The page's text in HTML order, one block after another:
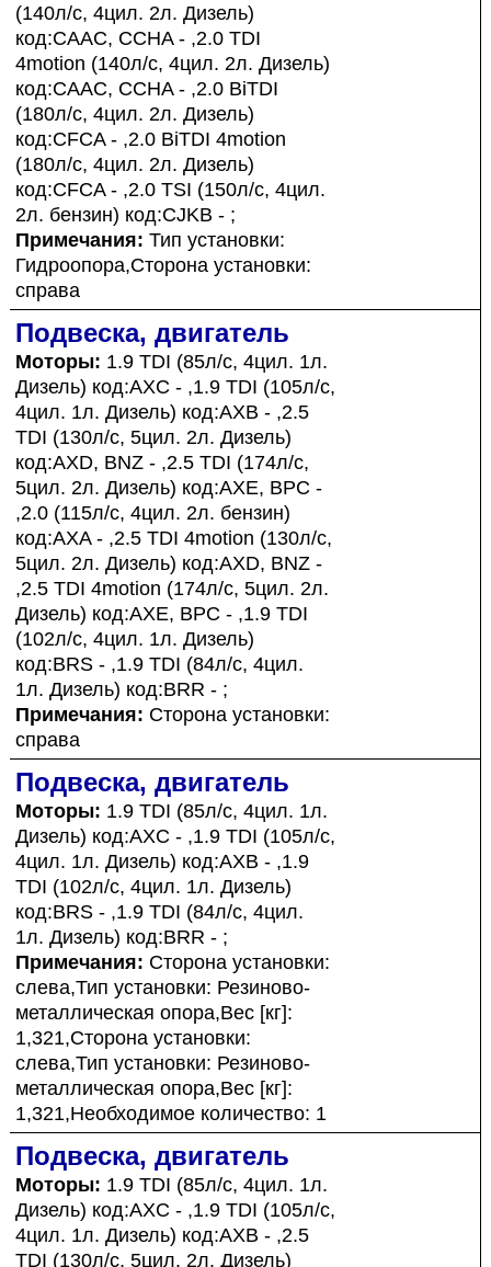
(140л/с, 4цил. 2л. Дизель)
код:CAAC, CCHA - ,2.0 TDI
4motion (140л/с, 4цил. 2л. Дизель)
код:CAAC, CCHA - ,2.0 BiTDI
(180л/с, 4цил. 2л. Дизель)
код:CFCA - ,2.0 BiTDI 4motion
(180л/с, 4цил. 2л. Дизель)
код:CFCA - ,2.0 TSI (150л/с, 4цил.
2л. бензин) код:CJKB - ;
Примечания: Тип установки:
Гидроопора,Сторона установки:
справа
Подвеска, двигатель
Моторы: 1.9 TDI (85л/с, 4цил. 1л.
Дизель) код:AXC - ,1.9 TDI (105л/с,
4цил. 1л. Дизель) код:AXB - ,2.5
TDI (130л/с, 5цил. 2л. Дизель)
код:AXD, BNZ - ,2.5 TDI (174л/с,
5цил. 2л. Дизель) код:AXE, BPC -
,2.0 (115л/с, 4цил. 2л. бензин)
код:AXA - ,2.5 TDI 4motion (130л/с,
5цил. 2л. Дизель) код:AXD, BNZ -
,2.5 TDI 4motion (174л/с, 5цил. 2л.
Дизель) код:AXE, BPC - ,1.9 TDI
(102л/с, 4цил. 1л. Дизель)
код:BRS - ,1.9 TDI (84л/с, 4цил.
1л. Дизель) код:BRR - ;
Примечания: Сторона установки:
справа
Подвеска, двигатель
Моторы: 1.9 TDI (85л/с, 4цил. 1л.
Дизель) код:AXC - ,1.9 TDI (105л/с,
4цил. 1л. Дизель) код:AXB - ,1.9
TDI (102л/с, 4цил. 1л. Дизель)
код:BRS - ,1.9 TDI (84л/с, 4цил.
1л. Дизель) код:BRR - ;
Примечания: Сторона установки:
слева,Тип установки: Резиново-
металлическая опора,Вес [кг]:
1,321,Сторона установки:
слева,Тип установки: Резиново-
металлическая опора,Вес [кг]:
1,321,Необходимое количество: 1
Подвеска, двигатель
Моторы: 1.9 TDI (85л/с, 4цил. 1л.
Дизель) код:AXC - ,1.9 TDI (105л/с,
4цил. 1л. Дизель) код:AXB - ,2.5
TDI (130л/с, 5цил. 2л. Дизель)